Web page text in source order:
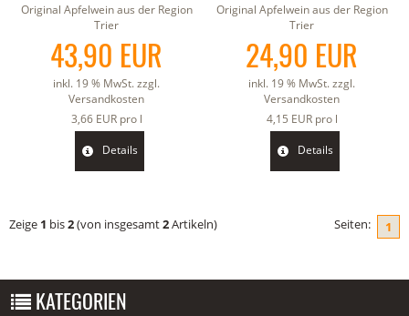
Original Apfelwein aus der Region
Trier
43,90 EUR
inkl. 19 % MwSt. zzgl.
Versandkosten
3,66 EUR pro l
Details
Original Apfelwein aus der Region
Trier
24,90 EUR
inkl. 19 % MwSt. zzgl.
Versandkosten
4,15 EUR pro l
Details
Zeige 1 bis2(von insgesamt2Artikeln) Seiten: 1
KATEGORIEN